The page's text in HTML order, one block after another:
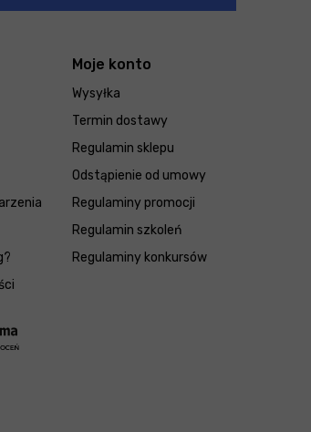
Moje konto
Wysyłka
Termin dostawy
Regulamin sklepu
Odstąpienie od umowy
Regulaminy promocji
Regulamin szkoleń
Regulaminy konkursów